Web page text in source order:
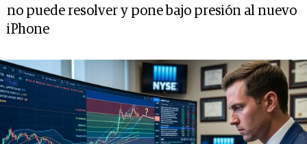
no puede resolver y pone bajo presión al nuevo
iPhone